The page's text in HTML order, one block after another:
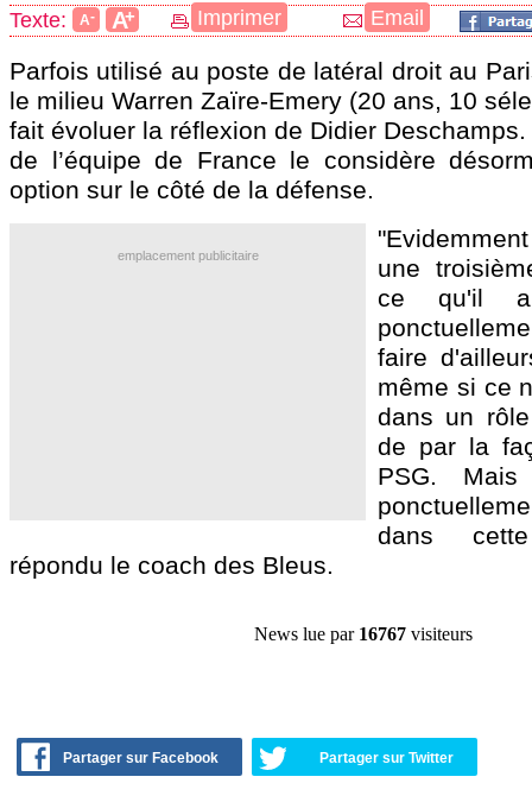
Texte: A- A+ Imprimer Email
Parfois utilisé au poste de latéral droit au
le milieu Warren Zaïre-Emery (20 ans, 10
fait évoluer la réflexion de Didier
de l’équipe de France le considère
option sur le côté de la défense.
emplacement publicitaire
une
ce qu'il
faire
même si ce
dans un
de par la
PSG.
dans
répondu le coach des Bleus.
News lue par 16767 visiteurs
Partager sur Facebook Partager sur Twitter